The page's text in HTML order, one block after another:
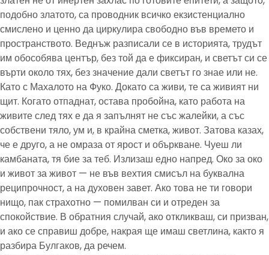
подобно златото, са проводник всичко екзистенциално
смислено и ценно да циркулира свободно във времето и
пространството. Веднъж разписали се в историята, трудът
им обособява център, без той да е фиксиран, и светът си се
върти около тях, без значение дали светът го знае или не.
Като с Махалото на Фуко. Докато са живи, те са живият ни
щит. Когато отпаднат, остава пробойна, като работа на
живите след тях е да я запълнят не със жалейки, а със
собствени тяло, ум и, в крайна сметка, живот. Затова казах,
че е друго, а не омраза от ярост и объркване. Чуеш ли
камбаната, тя бие за теб. Излизаш едно напред. Око за око
и живот за живот — не във вехтия смисъл на буквална
реципрочност, а на духовен завет. Ако това не ти говори
нищо, пак страхотно — помилван си и отреден за
спокойствие. В обратния случай, ако откликваш, си призван,
и ако се справиш добре, накрая ще имаш светлина, както я
разбира Булгаков, да речем.